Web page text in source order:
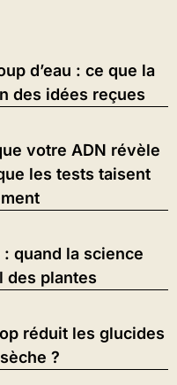
d’eau : ce que la
des idées reçues
votre ADN révèle
les tests taisent
quand la science
des plantes
réduit les glucides
?